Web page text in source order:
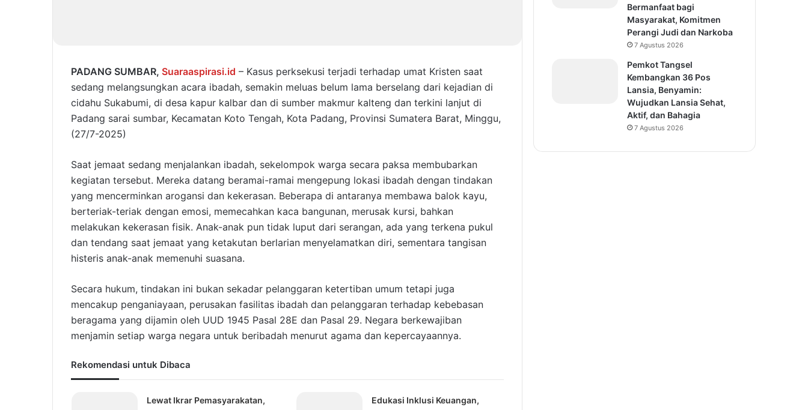
PADANG SUMBAR, Suaraaspirasi.id – Kasus perksekusi terjadi terhadap umat Kristen saat
sedang melangsungkan acara ibadah, semakin meluas belum lama berselang dari kejadian di
cidahu Sukabumi, di desa kapur kalbar dan di sumber makmur kalteng dan terkini lanjut di
Padang sarai sumbar, Kecamatan Koto Tengah, Kota Padang, Provinsi Sumatera Barat, Minggu,
(27/7-2025)
Saat jemaat sedang menjalankan ibadah, sekelompok warga secara paksa membubarkan
kegiatan tersebut. Mereka datang beramai-ramai mengepung lokasi ibadah dengan tindakan
yang mencerminkan arogansi dan kekerasan. Beberapa di antaranya membawa balok kayu,
berteriak-teriak dengan emosi, memecahkan kaca bangunan, merusak kursi, bahkan
melakukan kekerasan fisik. Anak-anak pun tidak luput dari serangan, ada yang terkena pukul
dan tendang saat jemaat yang ketakutan berlarian menyelamatkan diri, sementara tangisan
histeris anak-anak memenuhi suasana.
Secara hukum, tindakan ini bukan sekadar pelanggaran ketertiban umum tetapi juga
mencakup penganiayaan, perusakan fasilitas ibadah dan pelanggaran terhadap kebebasan
beragama yang dijamin oleh UUD 1945 Pasal 28E dan Pasal 29. Negara berkewajiban
menjamin setiap warga negara untuk beribadah menurut agama dan kepercayaannya.
Rekomendasi untuk Dibaca
Lewat Ikrar Pemasyarakatan,
Edukasi Inklusi Keuangan,
Bermanfaat bagi
Masyarakat, Komitmen
Perangi Judi dan Narkoba
7 Agustus 2026
Pemkot Tangsel
Kembangkan 36 Pos
Lansia, Benyamin:
Wujudkan Lansia Sehat,
Aktif, dan Bahagia
7 Agustus 2026